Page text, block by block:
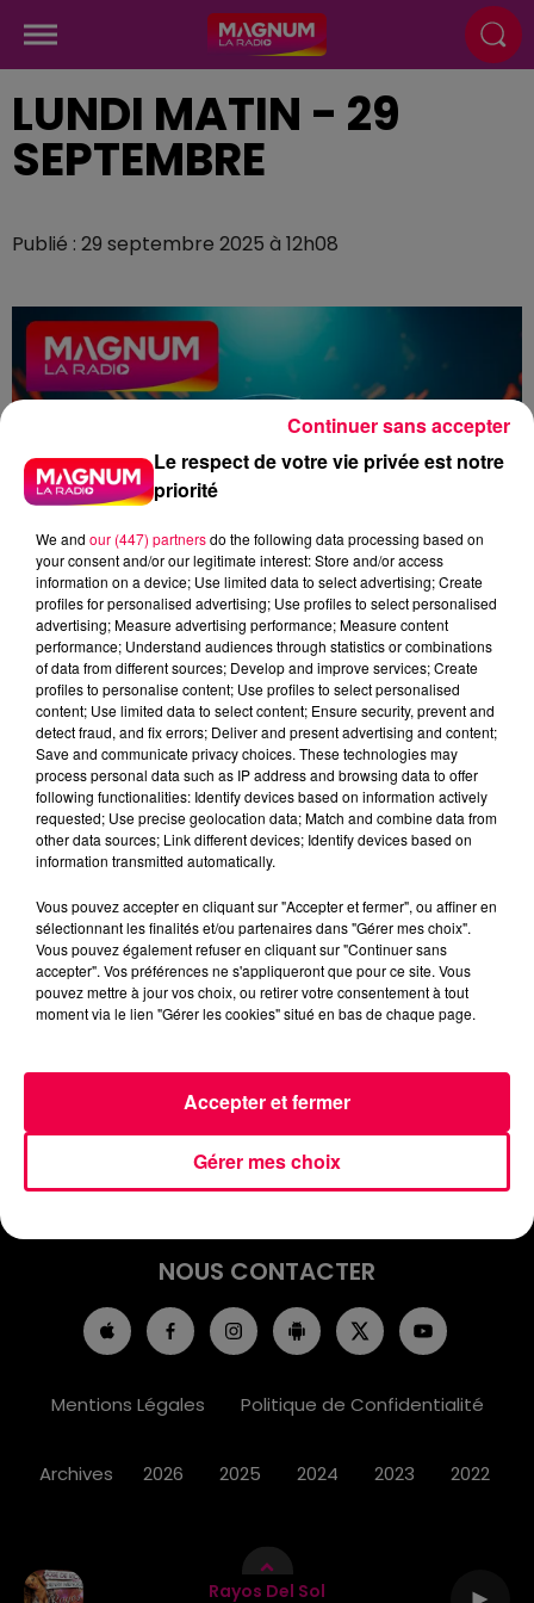
Rayos Del Sol
LUNDI MATIN - 29
SEPTEMBRE
Publié : 29 septembre 2025 à 12h08
podcasts/2025/09/12h-5.mp3
INFOS
EMISSIONS
JEUX
PODCASTS
NOUS CONTACTER
Mentions Légales Politique de Confidentialité
Archives 2026 2025 2024 2023 2022
Le respect de votre vie privée est notre
priorité
We and our (447) partnersdo the following data processing based on
your consent and/or our legitimate interest: Store and/or access
information on a device; Use limited data to select advertising; Create
profiles for personalised advertising; Use profiles to select personalised
advertising; Measure advertising performance; Measure content
performance; Understand audiences through statistics or combinations
of data from different sources; Develop and improve services; Create
profiles to personalise content; Use profiles to select personalised
content; Use limited data to select content; Ensure security, prevent and
detect fraud, and fix errors; Deliver and present advertising and content;
Save and communicate privacy choices. These technologies may
process personal data such as IP address and browsing data to offer
following functionalities: Identify devices based on information actively
requested; Use precise geolocation data; Match and combine data from
other data sources; Link different devices; Identify devices based on
information transmitted automatically.
Vous pouvez accepter en cliquant sur "Accepter et fermer", ou affiner en
sélectionnant les finalités et/ou partenaires dans "Gérer mes choix".
Vous pouvez également refuser en cliquant sur "Continuer sans
accepter". Vos préférences ne s'appliqueront que pour ce site. Vous
pouvez mettre à jour vos choix, ou retirer votre consentement à tout
moment via le lien "Gérer les cookies" situé en bas de chaque page.
Gérer mes choix
Accepter et fermer
Continuer sans accepter